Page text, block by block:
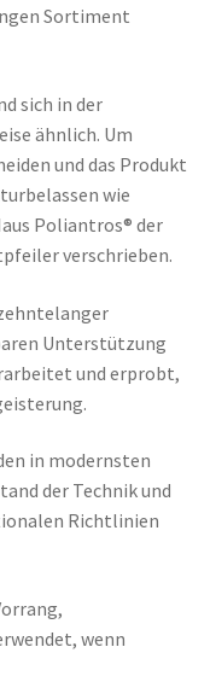
Sortiment
sich in der
ähnlich. Um
und das Produkt
wie
Poliantros® der
verschrieben.
Unterstützung
und erprobt,
in modernsten
der Technik und
Richtlinien
wenn